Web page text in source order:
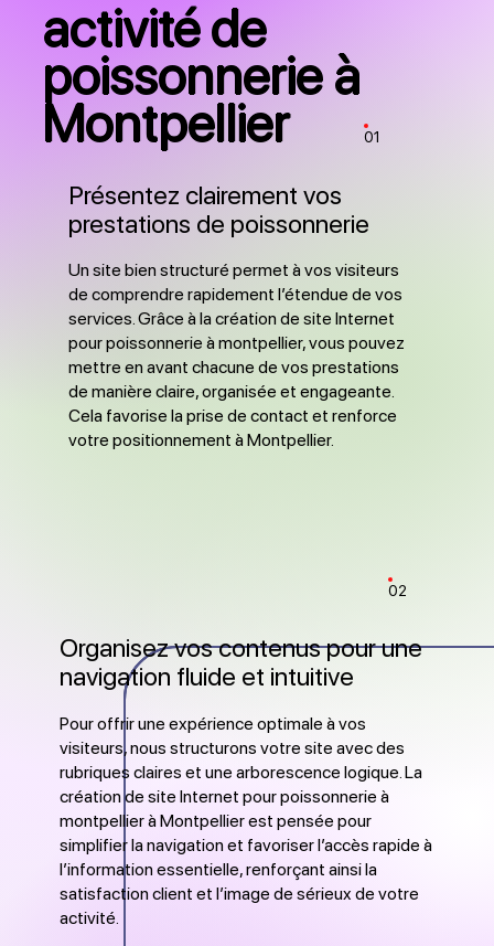
activité de
poissonnerie à
Montpellier 01
Présentez clairement vos
prestations de poissonnerie
Un site bien structuré permet à vos visiteurs
de comprendre rapidement l’étendue de vos
services. Grâce à la création de site Internet
pour poissonnerie à montpellier, vous pouvez
mettre en avant chacune de vos prestations
de manière claire, organisée et engageante.
Cela favorise la prise de contact et renforce
votre positionnement à Montpellier.
02
Organisez vos contenus pour une
navigation fluide et intuitive
Pour offrir une expérience optimale à vos
visiteurs, nous structurons votre site avec des
rubriques claires et une arborescence logique. La
création de site Internet pour poissonnerie à
montpellier à Montpellier est pensée pour
simplifier la navigation et favoriser l’accès rapide à
l’information essentielle, renforçant ainsi la
satisfaction client et l’image de sérieux de votre
activité.